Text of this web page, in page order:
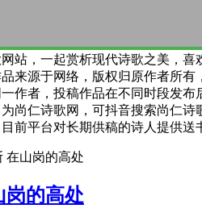
站，一起赏析现代诗歌之美，喜
来源于网络，版权归原作者所
作者，投稿作品在不同时段发
尚仁诗歌网，可抖音搜索尚仁诗
前平台对长期供稿的诗人提供
在山岗的高处
岗的高处